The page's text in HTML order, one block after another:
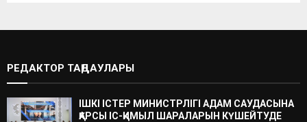
РЕДАКТОР ТАҢДАУЛАРЫ
ІШКІ ІСТЕР МИНИСТРЛІГІ АДАМ САУДАСЫНА
ҚАРСЫ ІС-ҚИМЫЛ ШАРАЛАРЫН КҮШЕЙТУДЕ